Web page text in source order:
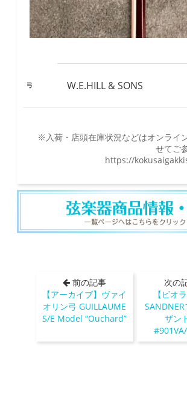
弓 W.E.HILL & SONS
※入荷・店頭在庫状況などはオンライ
せてご
https://
前の記事
【アーカイブ】ヴァイ
オリン弓 GUILLAUME
S/E Model “Ouchard”
次の
【ビオ
SANDNER
ザン